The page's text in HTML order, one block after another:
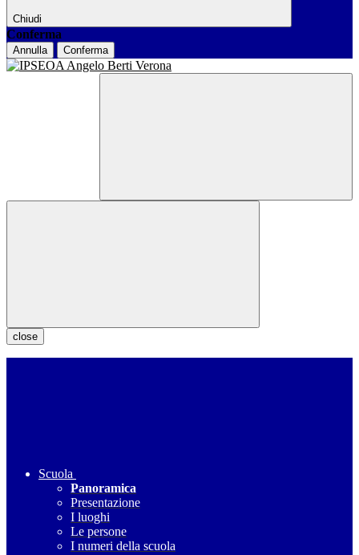
Chiudi
Conferma
Annulla Conferma
close
Scuola
Panoramica
Presentazione
I luoghi
Le persone
I numeri della scuola